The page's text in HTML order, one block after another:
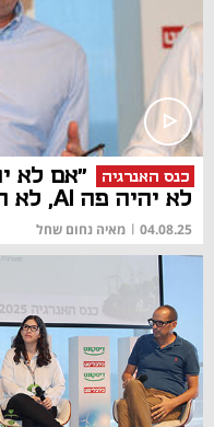
כנס האנרגיה
"אם לא
לא יהיה פה AI, לא הייטק, והכלכלה תיעצר"
04.08.25
| מאיה נחום שחל